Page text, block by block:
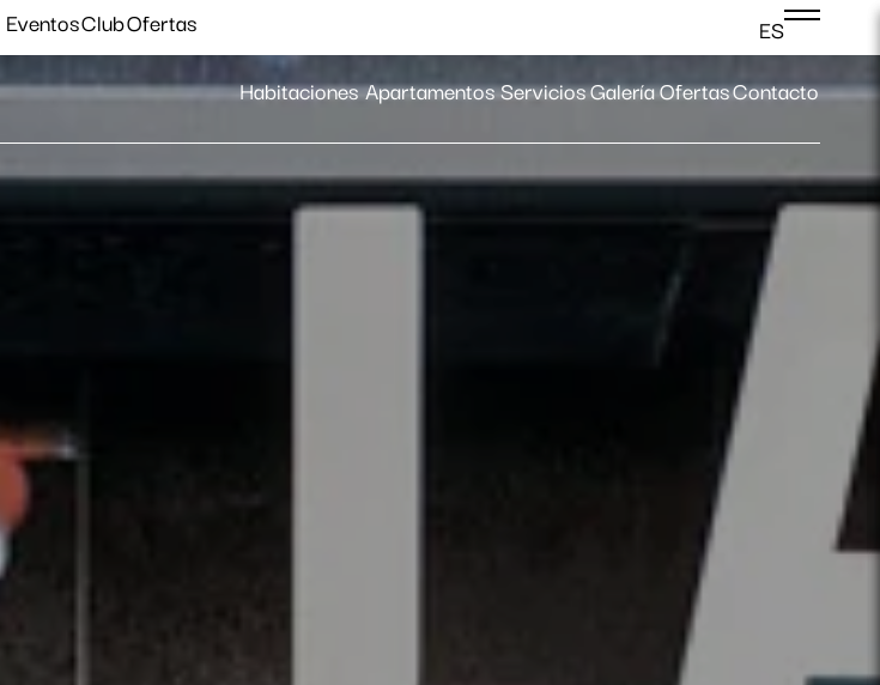
EventosClubOfertas
ES
Habitaciones ApartamentosServiciosGaleríaOfertasContacto